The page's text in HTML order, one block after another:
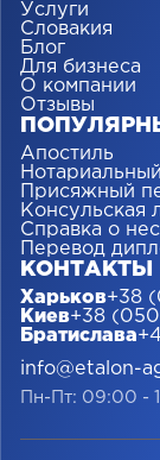
Услуги
Словакия
Блог
Для бизнеса
О компании
Отзывы
Апостиль
Присяжный
Консульская
Справка о
Перевод
КОНТАКТЫ
Харьков+38
Киев+38
Братислава
info@etalon-
Пн-Пт: 09:00 -